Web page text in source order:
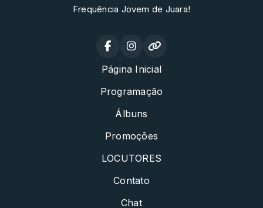
Frequência Jovem de Juara!
Página Inicial
Programação
Álbuns
Promoções
LOCUTORES
Contato
Chat